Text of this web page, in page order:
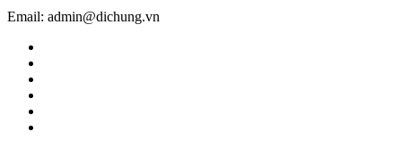
Email: admin@dichung.vn